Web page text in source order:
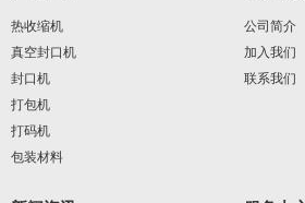
热收缩机
真空封口机
封口机
打包机
打码机
包装材料
公司简介
加入我们
联系我们